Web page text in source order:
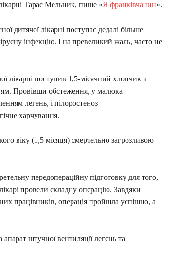
лікарні Тарас Мельник, пише «Я франківчанин».
дитячої лікарні поступає дедалі більше
інфекцію. І на превеликий жаль, часто не
лікарні поступив 1,5-місячний хлопчик з
Провівши обстеження, у малюка
легень, і пілоростеноз –
харчування.
віку (1,5 місяця) смертельно загрозливою
передопераційну підготовку для того,
провели складну операцію. Завдяки
працівників, операція пройшла успішно, а
штучної вентиляції легень та